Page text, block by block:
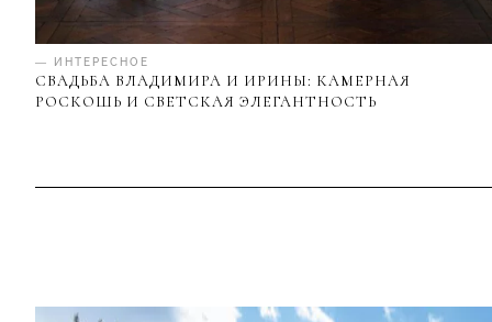
— ИНТЕРЕСНОЕ
СВАДЬБА ВЛАДИМИРА И ИРИНЫ: КАМЕРНАЯ
РОСКОШЬ И СВЕТСКАЯ ЭЛЕГАНТНОСТЬ